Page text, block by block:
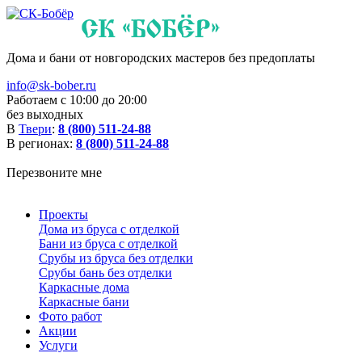
Дома и бани от новгородских мастеров без предоплаты
info@sk-bober.ru
Работаем с 10:00 до 20:00
без выходных
В Твери: 8 (800) 511-24-88
В регионах: 8 (800) 511-24-88
Перезвоните мне
Проекты
Дома из бруса с отделкой
Бани из бруса с отделкой
Срубы из бруса без отделки
Срубы бань без отделки
Каркасные дома
Каркасные бани
Фото работ
Акции
Услуги